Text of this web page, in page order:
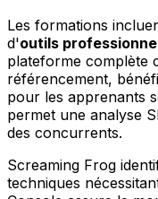
Les formations
d'outils
plateforme complète
référencement,
pour les apprenants
permet une analyse
des concurrents.
Screaming Frog
techniques